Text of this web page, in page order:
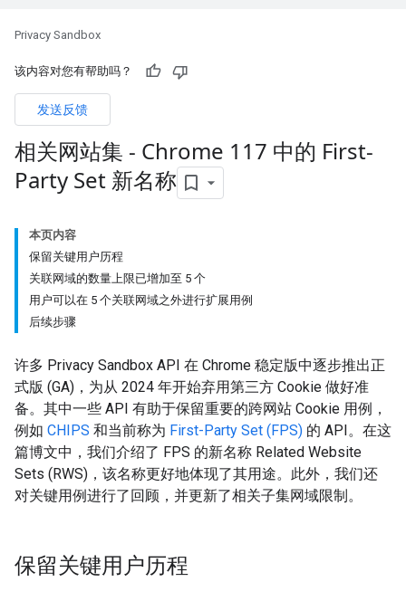
Privacy Sandbox
该内容对您有帮助吗？
发送反馈
相关网站集 - Chrome 117 中的 First-
Party Set 新名称
本页内容
保留关键用户历程
关联网域的数量上限已增加至 5 个
用户可以在 5 个关联网域之外进行扩展用例
后续步骤
许多 Privacy Sandbox API 在 Chrome 稳定版中逐步推出正
式版 (GA)，为从 2024 年开始弃用第三方 Cookie 做好准
备。其中一些 API 有助于保留重要的跨网站 Cookie 用例，
例如 CHIPS 和当前称为 First-Party Set (FPS) 的 API。在这
篇博文中，我们介绍了 FPS 的新名称 Related Website
Sets (RWS)，该名称更好地体现了其用途。此外，我们还
对关键用例进行了回顾，并更新了相关子集网域限制。
保留关键用户历程